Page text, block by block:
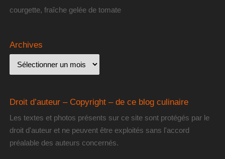
courgette, fraîche gelée de tomate
Archives
Droit d’auteur – Copyright – de ce blog culinaire
Les textes et photos présents sur ce site sont protégés par le
droit d'auteur et ne peuvent être exploités sans l'accord
préalable des auteurs concernés.